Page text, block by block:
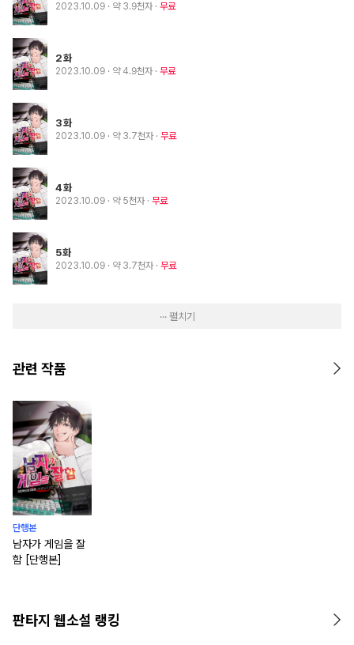
2023.10.09 · 약 3.9천자 무료
2화
2023.10.09 · 약 4.9천자 무료
3화
2023.10.09 · 약 3.7천자 무료
4화
2023.10.09 · 약 5천자 무료
5화
2023.10.09 · 약 3.7천자 무료
··· 펼치기
관련 작품
단행본
남자가 게임을 잘
함 [단행본]
판타지 웹소설 랭킹